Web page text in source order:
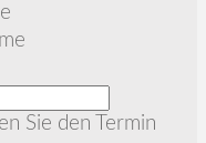
Sie den Termin